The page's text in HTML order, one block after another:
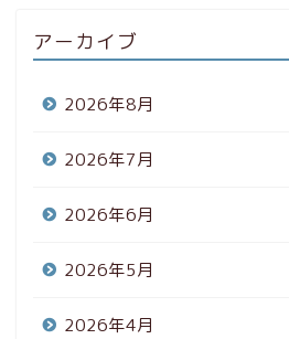
アーカイブ
2026年8月
2026年7月
2026年6月
2026年5月
2026年4月